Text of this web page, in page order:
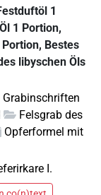
1
1 Portion,
Bestes
libyschen Öls
Grabinschriften
Felsgrab des
Opferformel mit
I.